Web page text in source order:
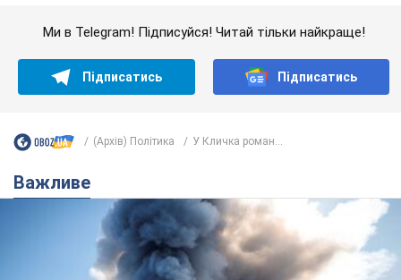
"У мене для росіян погані новини": Селезньов
припустив, чим закінчиться "війна складів"